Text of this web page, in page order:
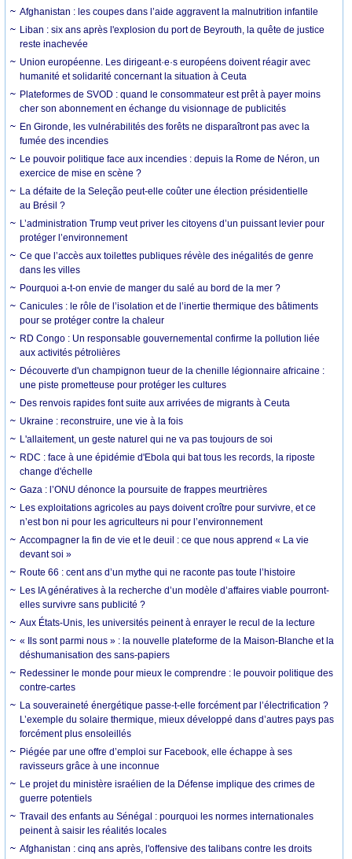
Afghanistan : les coupes dans l’aide aggravent la malnutrition infantile
Liban : six ans après l'explosion du port de Beyrouth, la quête de justice
reste inachevée
Union européenne. Les dirigeant·e·s européens doivent réagir avec
humanité et solidarité concernant la situation à Ceuta
Plateformes de SVOD : quand le consommateur est prêt à payer moins
cher son abonnement en échange du visionnage de publicités
En Gironde, les vulnérabilités des forêts ne disparaîtront pas avec la
fumée des incendies
Le pouvoir politique face aux incendies : depuis la Rome de Néron, un
exercice de mise en scène ?
La défaite de la Seleção peut-elle coûter une élection présidentielle
au Brésil ?
L’administration Trump veut priver les citoyens d’un puissant levier pour
protéger l’environnement
Ce que l’accès aux toilettes publiques révèle des inégalités de genre
dans les villes
Pourquoi a-t-on envie de manger du salé au bord de la mer ?
Canicules : le rôle de l’isolation et de l’inertie thermique des bâtiments
pour se protéger contre la chaleur
RD Congo : Un responsable gouvernemental confirme la pollution liée
aux activités pétrolières
Découverte d'un champignon tueur de la chenille légionnaire africaine :
une piste prometteuse pour protéger les cultures
Des renvois rapides font suite aux arrivées de migrants à Ceuta
Ukraine : reconstruire, une vie à la fois
L'allaitement, un geste naturel qui ne va pas toujours de soi
RDC : face à une épidémie d'Ebola qui bat tous les records, la riposte
change d'échelle
Gaza : l’ONU dénonce la poursuite de frappes meurtrières
Les exploitations agricoles au pays doivent croître pour survivre, et ce
n’est bon ni pour les agriculteurs ni pour l’environnement
Accompagner la fin de vie et le deuil : ce que nous apprend « La vie
devant soi »
Route 66 : cent ans d’un mythe qui ne raconte pas toute l’histoire
Les IA génératives à la recherche d’un modèle d’affaires viable pourront-
elles survivre sans publicité ?
Aux États-Unis, les universités peinent à enrayer le recul de la lecture
« Ils sont parmi nous » : la nouvelle plateforme de la Maison-Blanche et la
déshumanisation des sans-papiers
Redessiner le monde pour mieux le comprendre : le pouvoir politique des
contre-cartes
La souveraineté énergétique passe-t-elle forcément par l’électrification ?
L’exemple du solaire thermique, mieux développé dans d’autres pays pas
forcément plus ensoleillés
Piégée par une offre d’emploi sur Facebook, elle échappe à ses
ravisseurs grâce à une inconnue
Le projet du ministère israélien de la Défense implique des crimes de
guerre potentiels
Travail des enfants au Sénégal : pourquoi les normes internationales
peinent à saisir les réalités locales
Afghanistan : cinq ans après, l'offensive des talibans contre les droits